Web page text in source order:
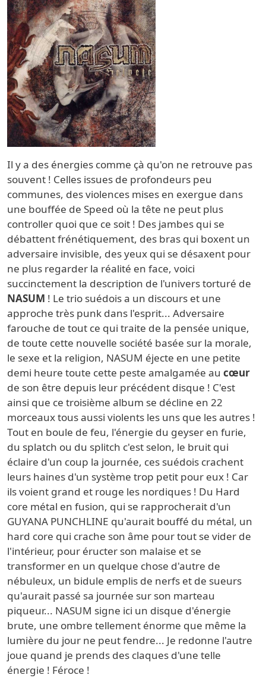
Il y a des énergies comme çà qu'on ne retrouve pas
souvent ! Celles issues de profondeurs peu
communes, des violences mises en exergue dans
une bouffée de Speed où la tête ne peut plus
controller quoi que ce soit ! Des jambes qui se
débattent frénétiquement, des bras qui boxent un
adversaire invisible, des yeux qui se désaxent pour
ne plus regarder la réalité en face, voici
succinctement la description de l'univers torturé de
NASUM ! Le trio suédois a un discours et une
approche très punk dans l'esprit... Adversaire
farouche de tout ce qui traite de la pensée unique,
de toute cette nouvelle société basée sur la morale,
le sexe et la religion, NASUM éjecte en une petite
demi heure toute cette peste amalgamée au cœur
de son être depuis leur précédent disque ! C'est
ainsi que ce troisième album se décline en 22
morceaux tous aussi violents les uns que les autres !
Tout en boule de feu, l'énergie du geyser en furie,
du splatch ou du splitch c'est selon, le bruit qui
éclaire d'un coup la journée, ces suédois crachent
leurs haines d'un système trop petit pour eux ! Car
ils voient grand et rouge les nordiques ! Du Hard
core métal en fusion, qui se rapprocherait d'un
GUYANA PUNCHLINE qu'aurait bouffé du métal, un
hard core qui crache son âme pour tout se vider de
l'intérieur, pour éructer son malaise et se
transformer en un quelque chose d'autre de
nébuleux, un bidule emplis de nerfs et de sueurs
qu'aurait passé sa journée sur son marteau
piqueur... NASUM signe ici un disque d'énergie
brute, une ombre tellement énorme que même la
lumière du jour ne peut fendre... Je redonne l'autre
joue quand je prends des claques d'une telle
énergie ! Féroce !